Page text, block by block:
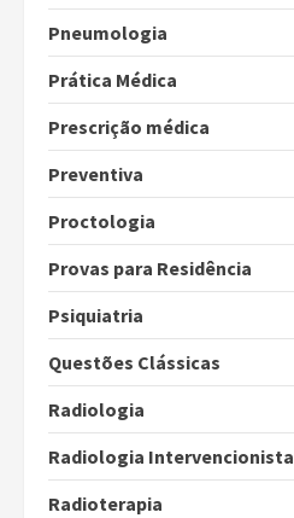
Pneumologia
Prática Médica
Prescrição médica
Preventiva
Proctologia
Provas para Residência
Psiquiatria
Questões Clássicas
Radiologia
Radiologia Intervencionista
Radioterapia